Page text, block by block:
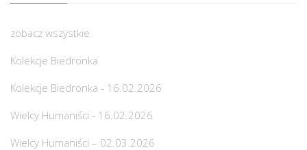
zobacz wszystkie
Kolekcje Biedronka
Kolekcje Biedronka - 16.02.2026
Wielcy Humaniści - 16.02.2026
Wielcy Humaniści – 02.03.2026